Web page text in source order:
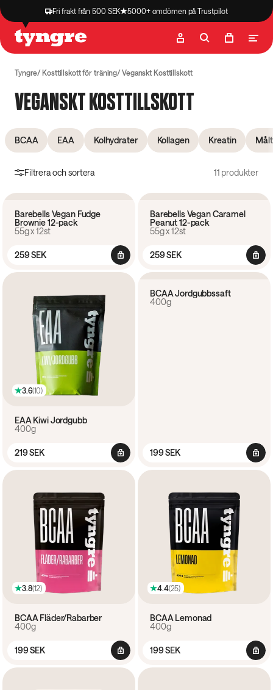
Fri frakt från 500 SEK 5000+ omdömen på Trustpilot
Butik Recept
Tyngre Kosttillskott för träning Veganskt Kosttillskott
VEGANSKT KOSTTILLSKOTT
BCAA EAA Kolhydrater Kollagen Kreatin
Filtrera och sortera 11 produkter
Barebells Vegan Fudge
Brownie 12-pack
55g x 12st
259 SEK
Barebells Vegan Caramel
Peanut 12-pack
55g x 12st
259 SEK
3.6(10)
EAA Kiwi Jordgubb
400g
219 SEK
BCAA Jordgubbssaft
400g
199 SEK
3.8(12)
BCAA Fläder/Rabarber
400g
199 SEK
4.4(25)
BCAA Lemonad
400g
199 SEK